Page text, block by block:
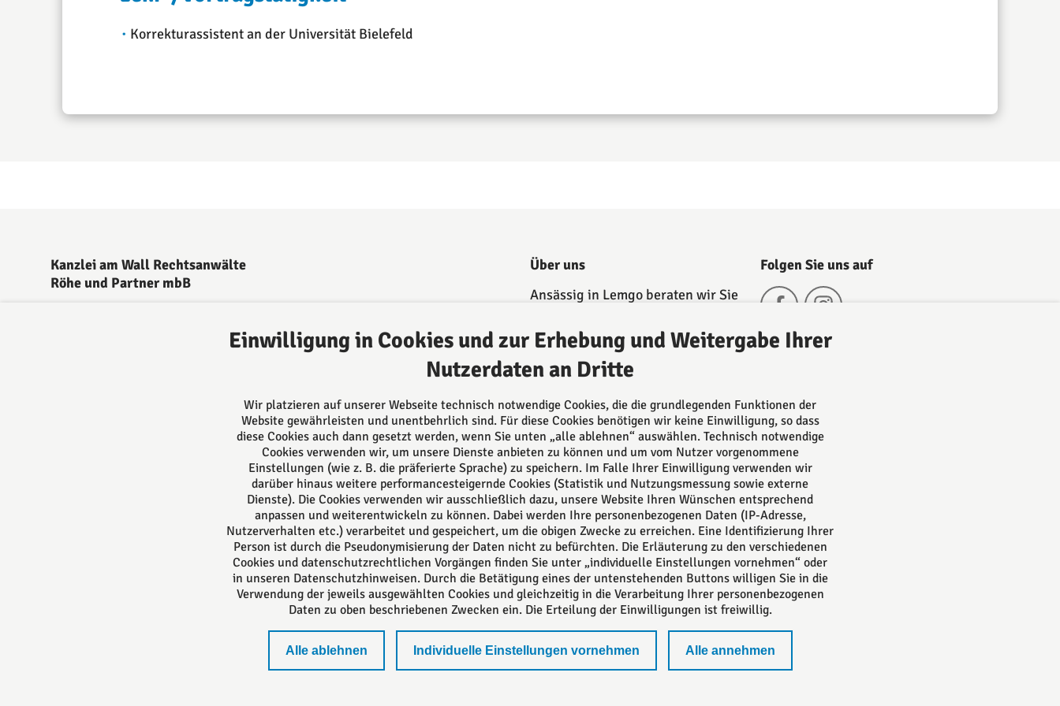
Korrekturassistent an der Universität Bielefeld
Kanzlei am Wall Rechtsanwälte
Röhe und Partner mbB
post@kanzleiamwall.de
Über uns
Ansässig in Lemgo beraten wir Sie
Rechtsgebieten sowohl durch
unsere Rechtsanwältinnen und
Rechtsanwälte, als auch durch
Alle können auf langjährige
Erfahrung zurückgreifen und Sie
daher bestmöglich beraten.
Folgen Sie uns auf
Das europäische Kanzlei-
Netzwerk
Einwilligung in Cookies und zur Erhebung und Weitergabe Ihrer
Nutzerdaten an Dritte
Wir platzieren auf unserer Webseite technisch notwendige Cookies, die die grundlegenden Funktionen der
Website gewährleisten und unentbehrlich sind. Für diese Cookies benötigen wir keine Einwilligung, so dass
diese Cookies auch dann gesetzt werden, wenn Sie unten „alle ablehnen“ auswählen. Technisch notwendige
Cookies verwenden wir, um unsere Dienste anbieten zu können und um vom Nutzer vorgenommene
Einstellungen (wie z. B. die präferierte Sprache) zu speichern. Im Falle Ihrer Einwilligung verwenden wir
darüber hinaus weitere performancesteigernde Cookies (Statistik und Nutzungsmessung sowie externe
Dienste). Die Cookies verwenden wir ausschließlich dazu, unsere Website Ihren Wünschen entsprechend
anpassen und weiterentwickeln zu können. Dabei werden Ihre personenbezogenen Daten (IP-Adresse,
Nutzerverhalten etc.) verarbeitet und gespeichert, um die obigen Zwecke zu erreichen. Eine Identifizierung Ihrer
Person ist durch die Pseudonymisierung der Daten nicht zu befürchten. Die Erläuterung zu den verschiedenen
Cookies und datenschutzrechtlichen Vorgängen finden Sie unter „individuelle Einstellungen vornehmen“ oder
in unseren Datenschutzhinweisen. Durch die Betätigung eines der untenstehenden Buttons willigen Sie in die
Verwendung der jeweils ausgewählten Cookies und gleichzeitig in die Verarbeitung Ihrer personenbezogenen
Daten zu oben beschriebenen Zwecken ein. Die Erteilung der Einwilligungen ist freiwillig.
Alle ablehnen Individuelle Einstellungen vornehmen Alle annehmen